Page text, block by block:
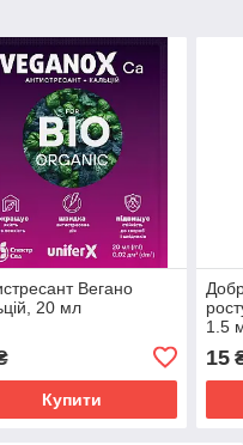
Вегано
20 мл
Купити
1.5
15